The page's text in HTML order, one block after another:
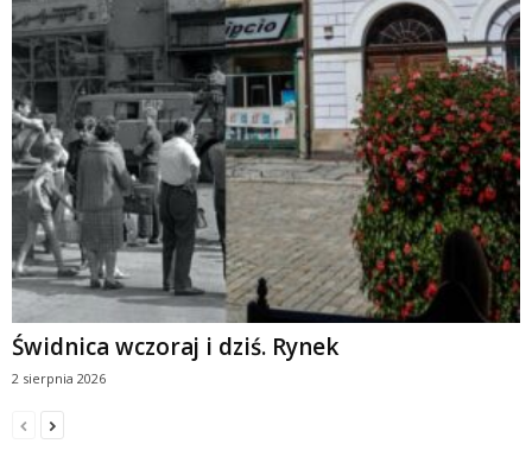
Świdnica wczoraj i dziś. Rynek
2 sierpnia 2026